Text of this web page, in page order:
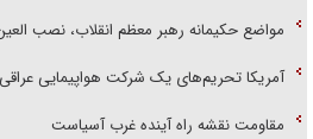
مواضع حکیمانه رهبر معظم انقلاب، نصب
آمریکا تحریم‌های یک شرکت هواپیمایی عراقی
مقاومت نقشه راه آینده غرب آسیاست